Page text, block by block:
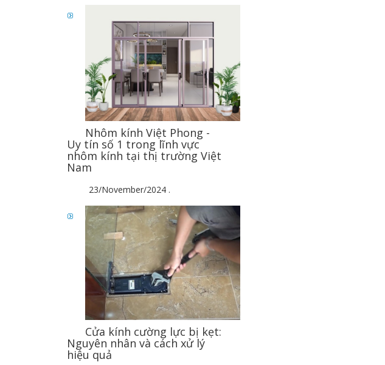
Nhôm kính Việt Phong -
Uy tín số 1 trong lĩnh vực
nhôm kính tại thị trường Việt
Nam
23/November/2024 .
Cửa kính cường lực bị kẹt:
Nguyên nhân và cách xử lý
hiệu quả